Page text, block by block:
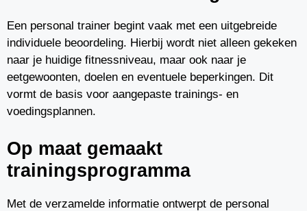
Een personal trainer begint vaak met een uitgebreide
individuele beoordeling. Hierbij wordt niet alleen gekeken
naar je huidige fitnessniveau, maar ook naar je
eetgewoonten, doelen en eventuele beperkingen. Dit
vormt de basis voor aangepaste trainings- en
voedingsplannen.
Op maat gemaakt
trainingsprogramma
Met de verzamelde informatie ontwerpt de personal